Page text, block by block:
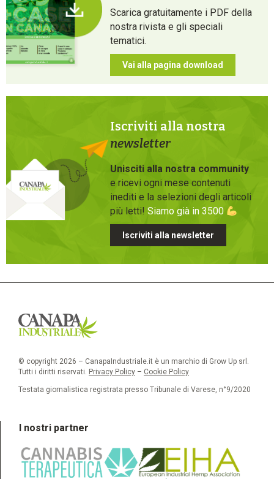
Scarica gratuitamente i PDF della
nostra rivista e gli speciali
tematici.
Vai alla pagina download
Iscriviti alla nostra
newsletter
Unisciti alla nostra community
e ricevi ogni mese contenuti
inediti e la selezioni degli articoli
più letti! Siamo già in 3500
Iscriviti alla newsletter
© copyright 2026 – CanapaIndustriale.it è un marchio di Grow Up srl.
Tutti i diritti riservati. Privacy Policy – Cookie Policy
Testata giornalistica registrata presso Tribunale di Varese, n°9/2020
I nostri partner